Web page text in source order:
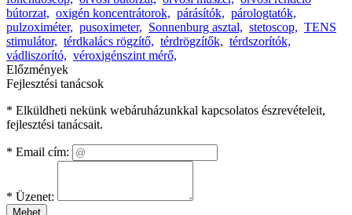
bútorzat, oxigén koncentrátorok, párásítók, párologtatók,
pulzoximéter, pusoximeter, Sonnenburg asztal, stetoscop, TENS
stimulátor, térdkalács rögzítő, térdrögzítők, térdszorítók,
vádliszorító, véroxigénszint mérő,
Előzmények
Fejlesztési tanácsok
* Elküldheti nekünk webáruházunkkal kapcsolatos észrevételeit,
fejlesztési tanácsait.
* Email cím:
* Üzenet:
Mehet